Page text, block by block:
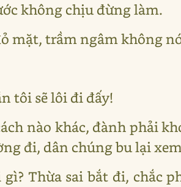
không chịu đừng làm.
mặt, trầm ngâm không
tôi sẽ lôi đi đấy!
nào khác, đành phải
đi, dân chúng bu lại
Thừa sai bắt đi, chắc